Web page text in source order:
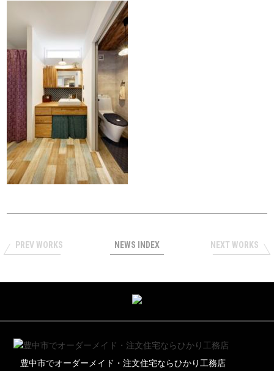
PREV WORKS NEWS INDEX NEXT WORKS
豊中市でオーダーメイド・注文住宅ならひかり工務店